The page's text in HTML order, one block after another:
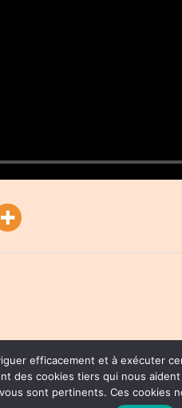
ALL RIGHTS RESERVED
efficacement et à exécuter
des cookies tiers qui nous
sont pertinents. Ces cookies